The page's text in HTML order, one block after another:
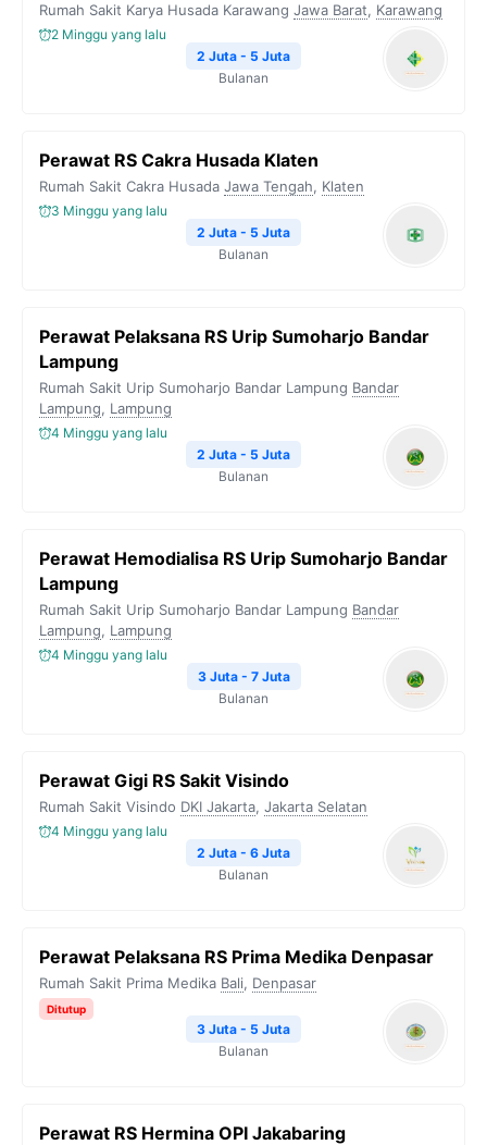
Rumah Sakit Karya Husada Karawang Jawa Barat, Karawang
2 Minggu yang lalu
2 Juta - 5 Juta
Bulanan
Perawat RS Cakra Husada Klaten
Rumah Sakit Cakra Husada Jawa Tengah, Klaten
3 Minggu yang lalu
2 Juta - 5 Juta
Bulanan
Perawat Pelaksana RS Urip Sumoharjo Bandar
Lampung
Rumah Sakit Urip Sumoharjo Bandar Lampung Bandar
Lampung, Lampung
4 Minggu yang lalu
2 Juta - 5 Juta
Bulanan
Perawat Hemodialisa RS Urip Sumoharjo Bandar
Lampung
Rumah Sakit Urip Sumoharjo Bandar Lampung Bandar
Lampung, Lampung
4 Minggu yang lalu
3 Juta - 7 Juta
Bulanan
Perawat Gigi RS Sakit Visindo
Rumah Sakit Visindo DKI Jakarta, Jakarta Selatan
4 Minggu yang lalu
2 Juta - 6 Juta
Bulanan
Perawat Pelaksana RS Prima Medika Denpasar
Rumah Sakit Prima Medika Bali, Denpasar
Ditutup
3 Juta - 5 Juta
Bulanan
Perawat RS Hermina OPI Jakabaring